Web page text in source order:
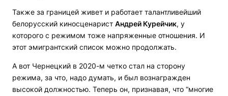
Также за границей живет и работает талантливейший
белорусский киносценарист Андрей Курейчик, у
которого с режимом тоже напряженные отношения. И
этот эмигрантский список можно продолжать.
А вот Чернецкий в 2020-м четко стал на сторону
режима, за что, надо думать, и был вознагражден
высокой должностью. Теперь он, признавая, что “многие